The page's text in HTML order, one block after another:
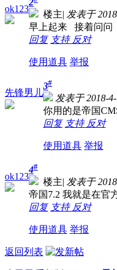
ok123
2
楼主| 发表于
早上起来 接着问问
回复 支持 反对
使用道具 举报
先锋男儿
3#
发表于 2018-
你用的是帝国
回复 支持 反对
使用道具 举报
ok123
4#
楼主| 发表于
帝国7.2 我就是在官
回复 支持 反对
使用道具 举报
返回列表